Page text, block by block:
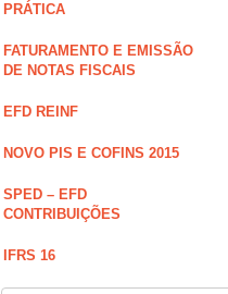
PRÁTICA
FATURAMENTO E EMISSÃO
DE NOTAS FISCAIS
EFD REINF
NOVO PIS E COFINS 2015
SPED – EFD
CONTRIBUIÇÕES
IFRS 16